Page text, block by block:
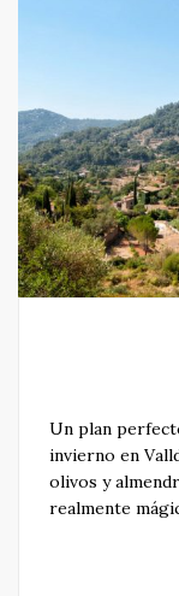
Un plan
invierno en
olivos y
realmente